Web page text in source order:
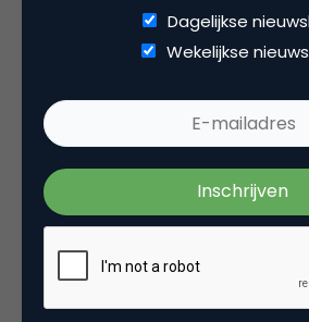
Bod” is er naast de normale
vergoeding voor het aanleveren
dynamisch en veranderde op
een uiting.
Doel van deze optimalisatie is
klanten die wellicht twijfelen,
liever telefonisch afsluiten een
bieden. Affiliates ontvangen een
aangebrachte lead en hebben
Dagelijkse
Wekelijkse